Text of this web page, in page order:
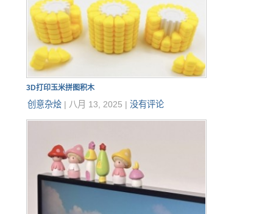
3D打印玉米拼图积木
创意杂烩| 八月 13, 2025 | 没有评论